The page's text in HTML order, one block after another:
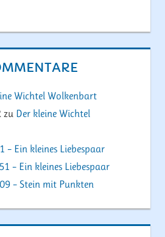
Wichtel Wolkenbart
zu Der kleine Wichtel
– Ein kleines Liebespaar
– Ein kleines Liebespaar
– Stein mit Punkten